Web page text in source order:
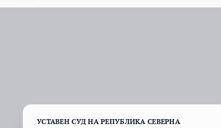
УСТАВЕН СУД НА РЕПУБЛИКА СЕВЕРНА